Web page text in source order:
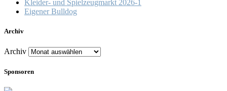
Kleider- und Spielzeugmarkt 2026-1
Eigener Bulldog
Archiv
Archiv
Sponsoren